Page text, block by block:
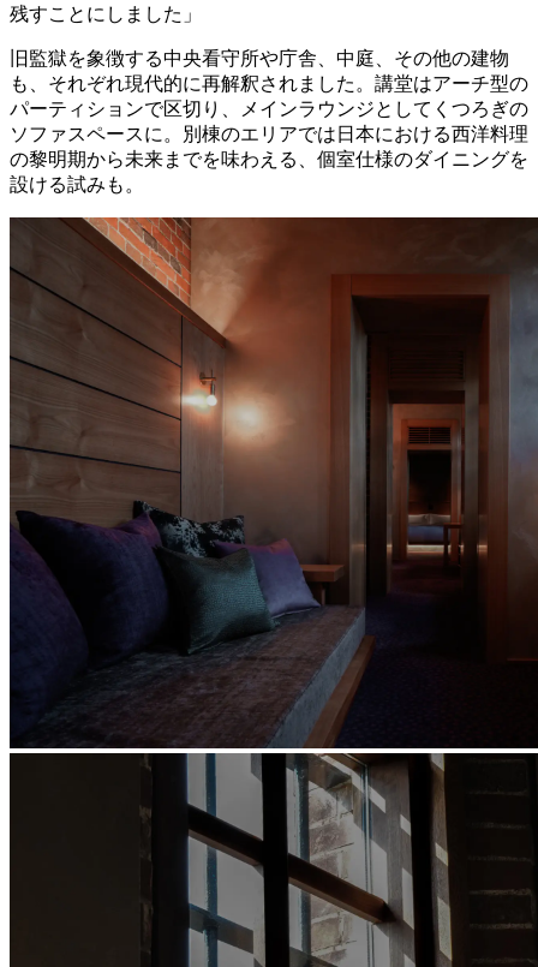
残すことにしました」
旧監獄を象徴する中央看守所や庁舎、中庭、その他の建物
も、それぞれ現代的に再解釈されました。講堂はアーチ型の
パーティションで区切り、メインラウンジとしてくつろぎの
ソファスペースに。別棟のエリアでは日本における西洋料理
の黎明期から未来までを味わえる、個室仕様のダイニングを
設ける試みも。